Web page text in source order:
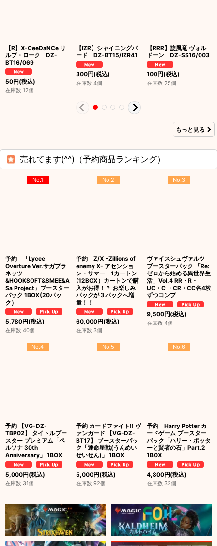
【R】X-CeeDaNCe リ
ルプ・ローク DZ-
BT16/069
50円(税込)
在庫数 12個
【IZR】シャイニングバ
ード DZ-BT15/IZR41
300円(税込)
在庫数 4個
【RRR】旋風竜 ヴォル
ドーン DZ-SS16/003
100円(税込)
在庫数 25個
もっと見る
売れてます(^^)（予約商品ランキング）
No.1
予約 「Lycee
Overture Ver.サガプラ
ネッツ
&HOOKSOFT&SMEE&A
Sa Project」ブースター
パック 1BOX(20パッ
ク）
5,780円(税込)
在庫数 40個
No.2
予約 Z/X -Zillions of
enemy X- アセンショ
ン・サマー 1カートン
(12BOX）カートンで購
入がお得！？ お楽しみ
パックが３パックへ増
量！！
60,000円(税込)
在庫数 3個
No.3
ヴァイスシュヴァルツ
ブースターパック 「Re:
ゼロから始める異世界生
活」Vol.4 RR・R・
UC・C ・CR・CC各4枚
ずつコンプ
9,500円(税込)
在庫数 4個
No.4
予約 【VG-DZ-
TBP02】 タイトルブー
スター プレミアム「ペ
ルソナ 30th
Anniversary」 1BOX
5,000円(税込)
在庫数 31個
No.5
予約 カードファイト!! ヴ
ァンガード 【VG-DZ-
BT17】 ブースターパッ
ク「運命星戦(うんめい
せいせん)」 1BOX
5,000円(税込)
在庫数 92個
No.6
予約 Harry Potter カ
ードゲーム ブースター
パック「ハリー・ポッタ
ーと賢者の石」Part.2
1BOX
4,800円(税込)
在庫数 32個